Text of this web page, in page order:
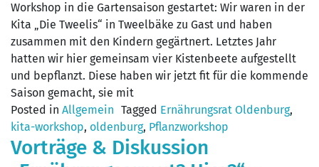
Workshop in die Gartensaison gestartet: Wir waren in der
Kita „Die Tweelis“ in Tweelbäke zu Gast und haben
zusammen mit den Kindern gegärtnert. Letztes Jahr
hatten wir hier gemeinsam vier Kistenbeete aufgestellt
und bepflanzt. Diese haben wir jetzt fit für die kommende
Saison gemacht, sie mit
Posted in Allgemein Tagged Ernährungsrat Oldenburg,
kita-workshop, oldenburg, Pflanzworkshop
Vorträge & Diskussion